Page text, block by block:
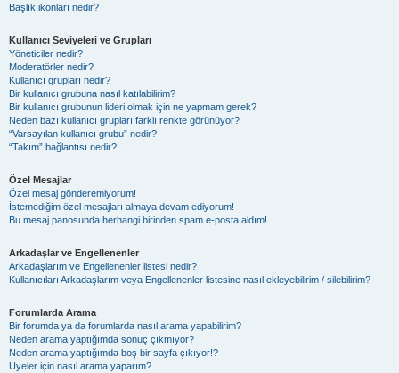
Başlık ikonları nedir?
Kullanıcı Seviyeleri ve Grupları
Yöneticiler nedir?
Moderatörler nedir?
Kullanıcı grupları nedir?
Bir kullanıcı grubuna nasıl katılabilirim?
Bir kullanıcı grubunun lideri olmak için ne yapmam gerek?
Neden bazı kullanıcı grupları farklı renkte görünüyor?
“Varsayılan kullanıcı grubu” nedir?
“Takım” bağlantısı nedir?
Özel Mesajlar
Özel mesaj gönderemiyorum!
İstemediğim özel mesajları almaya devam ediyorum!
Bu mesaj panosunda herhangi birinden spam e-posta aldım!
Arkadaşlar ve Engellenenler
Arkadaşlarım ve Engellenenler listesi nedir?
Kullanıcıları Arkadaşlarım veya Engellenenler listesine nasıl ekleyebilirim / silebilirim?
Forumlarda Arama
Bir forumda ya da forumlarda nasıl arama yapabilirim?
Neden arama yaptığımda sonuç çıkmıyor?
Neden arama yaptığımda boş bir sayfa çıkıyor!?
Üyeler için nasıl arama yaparım?